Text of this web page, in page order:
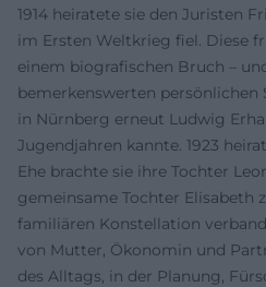
1914 heiratete sie den Juristen
im Ersten Weltkrieg fiel. Diese
einem biografischen Bruch –
bemerkenswerten persönlichen
in Nürnberg erneut Ludwig
Jugendjahren kannte. 1923
Ehe brachte sie ihre Tochter
gemeinsame Tochter Elisabeth
familiären Konstellation
von Mutter, Ökonomin und
des Alltags, in der Planung,